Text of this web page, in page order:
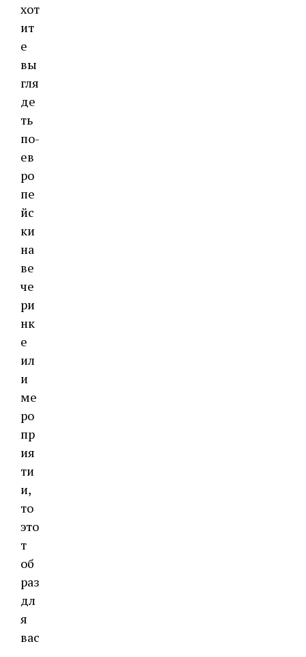
хот
ит
е
вы
гля
де
ть
по-
ев
ро
пе
йс
ки
на
ве
че
ри
нк
е
ил
и
ме
ро
пр
ия
ти
и,
то
это
т
об
раз
дл
я
вас